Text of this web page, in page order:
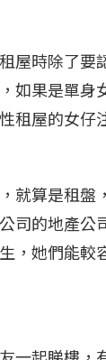
屋時除了要
如果是單身
租屋的女仔
就算是租盤
司的地產公
，她們能較